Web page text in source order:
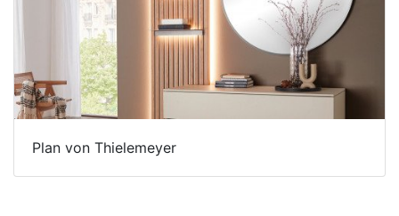
Plan von Thielemeyer